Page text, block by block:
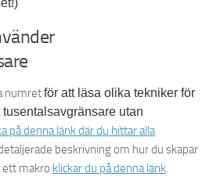
numretför att läsa olika tekniker för
utan
på denna länk där du hittar alla
beskrivning om hur du skapar
ett makro klickar du på denna länk.